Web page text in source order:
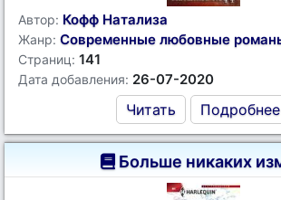
Автор: Кофф Натализа
Жанр: Современные любовные
Страниц: 141
Дата добавления: 26-07-2020
Читать Подробнее
Больше никаких